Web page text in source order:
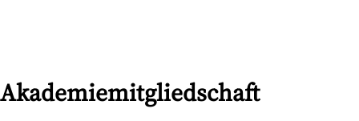
Akademiemitgliedschaft